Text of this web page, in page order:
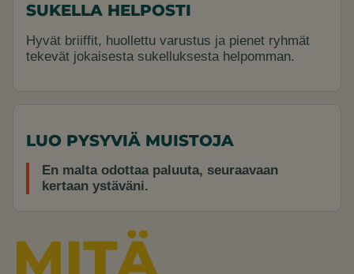
SUKELLA HELPOSTI
Hyvät briiffit, huollettu varustus ja pienet ryhmät
tekevät jokaisesta sukelluksesta helpomman.
LUO PYSYVIÄ MUISTOJA
En malta odottaa paluuta, seuraavaan
kertaan ystäväni.
MITÄ